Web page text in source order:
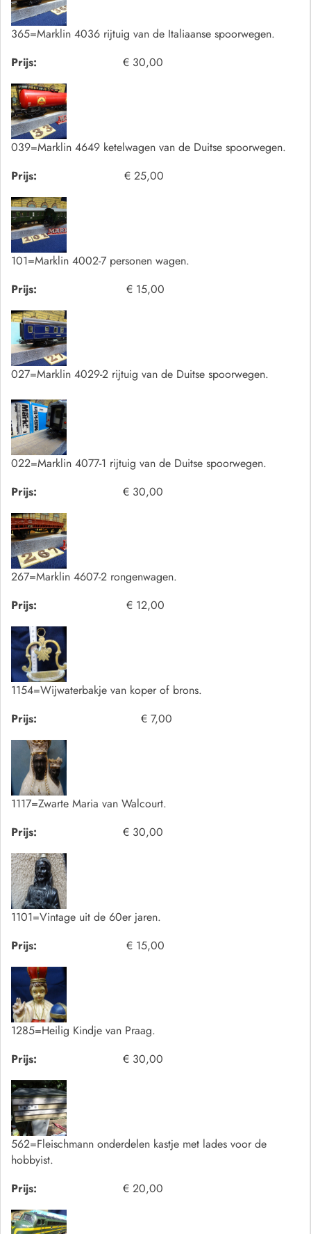
365=Marklin 4036 rijtuig van de Italiaanse spoorwegen.
Prijs:
€ 30,00
039=Marklin 4649 ketelwagen van de Duitse spoorwegen.
Prijs:
€ 25,00
101=Marklin 4002-7 personen wagen.
Prijs:
€ 15,00
027=Marklin 4029-2 rijtuig van de Duitse spoorwegen.
022=Marklin 4077-1 rijtuig van de Duitse spoorwegen.
Prijs:
€ 30,00
267=Marklin 4607-2 rongenwagen.
Prijs:
€ 12,00
1154=Wijwaterbakje van koper of brons.
Prijs:
€ 7,00
1117=Zwarte Maria van Walcourt.
Prijs:
€ 30,00
1101=Vintage uit de 60er jaren.
Prijs:
€ 15,00
1285=Heilig Kindje van Praag.
Prijs:
€ 30,00
562=Fleischmann onderdelen kastje met lades voor de
hobbyist.
Prijs:
€ 20,00